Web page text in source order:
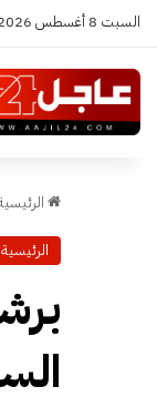
السبت 8 أغسطس 2026
الرئيسية